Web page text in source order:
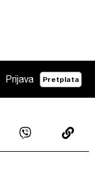
Prijava Pretplata